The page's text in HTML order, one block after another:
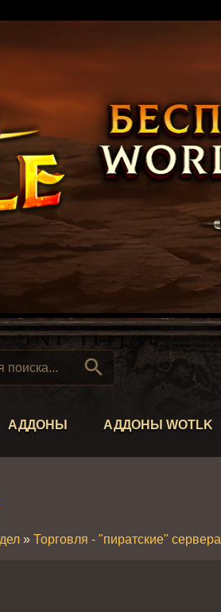

АДДОНЫ АДДОНЫ WOTLK
» Торговля - "пиратские" сервера